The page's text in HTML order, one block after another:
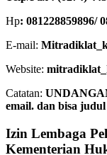
Hp: 081228859896/
E-mail:
Website:
Catatan:
email. dan bisa
Izin Lembaga
Kementerian